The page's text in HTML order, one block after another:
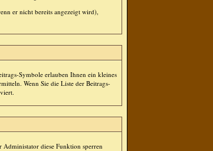
er nicht bereits angezeigt wird),
Symbole erlauben Ihnen ein kleines
Wenn Sie die Liste der Beitrags-
Administator diese Funktion sperren